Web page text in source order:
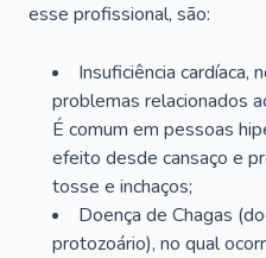
esse profissional, são:
Insuficiência cardíaca,
problemas relacionados
É comum em pessoas
efeito desde cansaço e
tosse e inchaços;
Doença de Chagas
protozoário), no qual